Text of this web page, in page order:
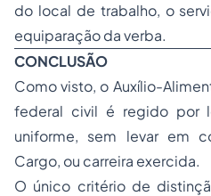
do local de trabalho, o
equiparação da verba.
CONCLUSÃO
Como visto, o Auxílio-
federal civil é regido por
uniforme, sem levar em
Cargo, ou carreira exercida.
O único critério de